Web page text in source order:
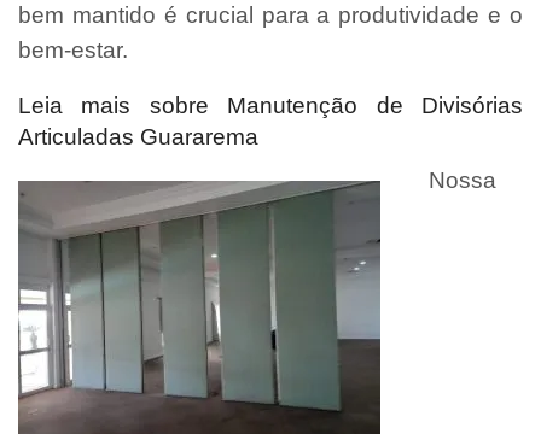
bem mantido é crucial para a produtividade e o
bem-estar.
Leia mais sobre Manutenção de Divisórias
Articuladas Guararema
Nossa